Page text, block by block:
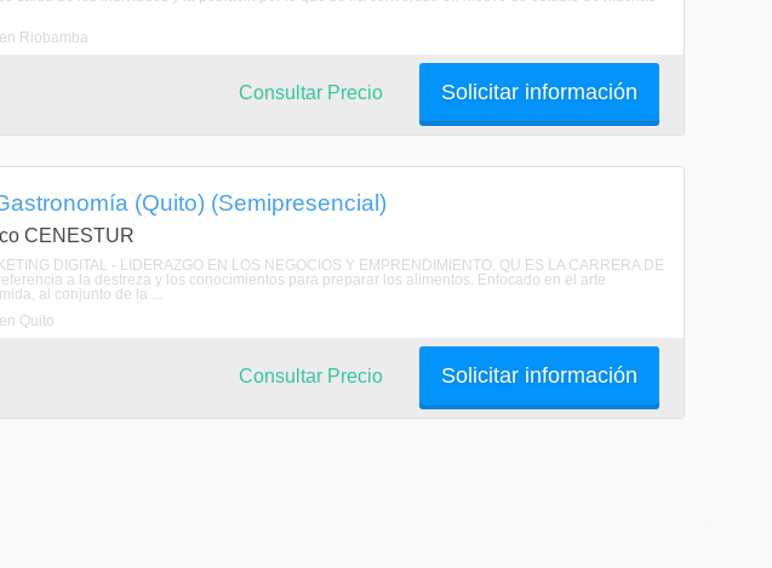
Riobamba
Solicitar información
Consultar Precio
(Quito) (Semipresencial)
CENESTUR
DIGITAL - LIDERAZGO EN LOS NEGOCIOS Y EMPRENDIMIENTO. QU ES LA CARRERA DE
a la destreza y los conocimientos para preparar los alimentos. Enfocado en el arte
al conjunto de la ...
Quito
Solicitar información
Consultar Precio